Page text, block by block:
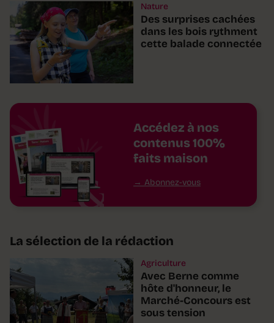
Nature
Des surprises cachées
dans les bois rythment
cette balade connectée
Accédez à nos
contenus 100%
faits maison
Abonnez-vous
La sélection de la rédaction
Agriculture
Avec Berne comme
hôte d'honneur, le
Marché-Concours est
sous tension